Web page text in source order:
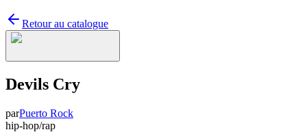
Retour au catalogue
Devils Cry
parPuerto Rock
hip-hop/rap